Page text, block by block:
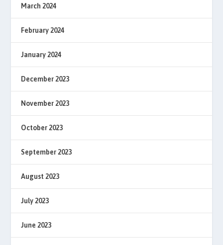
March 2024
February 2024
January 2024
December 2023
November 2023
October 2023
September 2023
August 2023
July 2023
June 2023